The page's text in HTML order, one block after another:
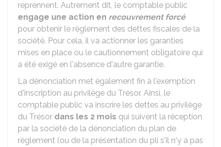
reprennent. Autrement dit, le comptable public
engage une action en recouvrement forcé
pour obtenir le règlement des dettes fiscales de la
société. Pour cela, il va actionner les garanties
mises en place ou le cautionnement obligatoire qui
a été exigé en l'absence d'autre garantie.
La dénonciation met également fin à l'exemption
d'inscription au privilège du Trésor. Ainsi, le
comptable public va inscrire les dettes au privilège
du Trésor dans les 2 mois qui suivent la réception
par la société de la dénonciation du plan de
règlement (ou de la présentation du pli s'il n'y a pas